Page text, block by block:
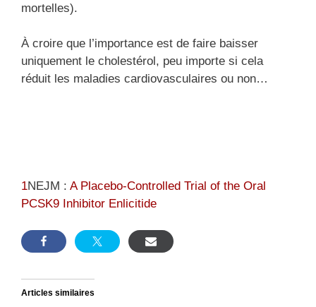
mortelles).
À croire que l’importance est de faire baisser
uniquement le cholestérol, peu importe si cela
réduit les maladies cardiovasculaires ou non…
1NEJM : A Placebo-Controlled Trial of the Oral
PCSK9 Inhibitor Enlicitide
Articles similaires